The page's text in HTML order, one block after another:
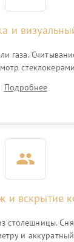
и
газа.
равномерность
(не включается,
Подробнее
и вскрытие
столешницы.
и